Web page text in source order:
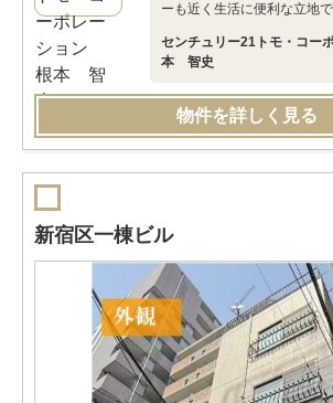
ーも近く生活に便利な立地
センチュリー21トモ・コー
本 智史
物件を詳しく見る
新宿区一棟ビル